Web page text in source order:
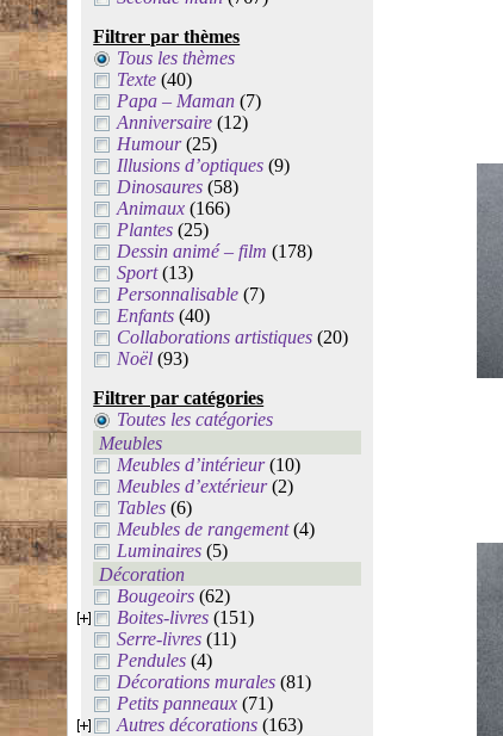
Filtrer par thèmes
Tous les thèmes
Texte (40)
Papa – Maman (7)
Anniversaire (12)
Humour(25)
Illusions d’optiques (9)
Dinosaures (58)
Animaux (166)
Plantes (25)
Dessin animé – film (178)
Sport(13)
Personnalisable (7)
Enfants (40)
Collaborations artistiques (20)
Noël (93)
Filtrer par catégories
Toutes les catégories
Meubles
Meubles d’intérieur(10)
Meubles d’extérieur(2)
Tables (6)
Meubles de rangement(4)
Luminaires (5)
Décoration
Bougeoirs (62)
Boites-livres (151)
Serre-livres (11)
Pendules (4)
Décorations murales (81)
Petits panneaux (71)
Autres décorations (163)